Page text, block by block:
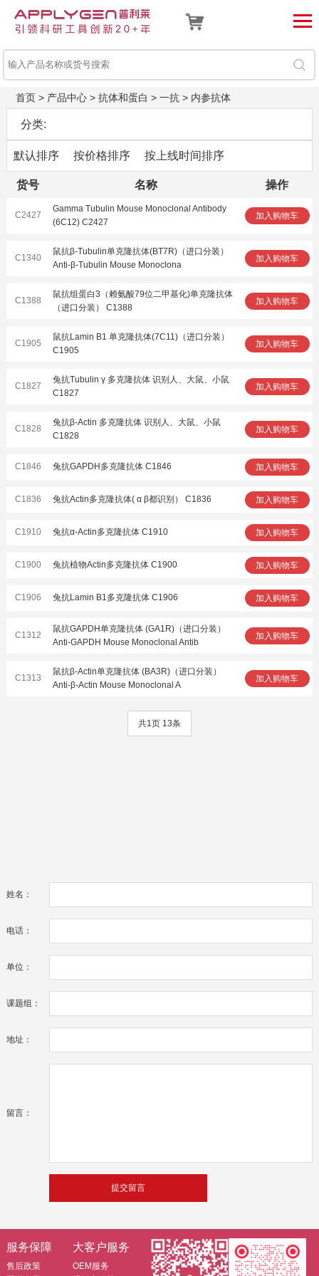
首页> 产品中心> 抗体和蛋白 > 一抗> 内参抗体
分类:
默认排序 按价格排序 按上线时间排序
货号 名称 操作
C2427
Gamma Tubulin Mouse Monoclonal Antibody
(6C12) C2427
加入购物车
C1340
鼠抗β-Tubulin单克隆抗体(BT7R)（进口分装）
Anti-β-Tubulin Mouse Monoclona
加入购物车
C1388
鼠抗组蛋白3（赖氨酸79位二甲基化)单克隆抗体
（进口分装） C1388
加入购物车
C1905
鼠抗Lamin B1 单克隆抗体(7C11)（进口分装）
C1905
加入购物车
C1827
兔抗Tubulin γ 多克隆抗体 识别人、大鼠、小鼠
C1827
加入购物车
C1828
兔抗β-Actin 多克隆抗体 识别人、大鼠、小鼠
C1828
加入购物车
C1846 兔抗GAPDH多克隆抗体 C1846 加入购物车
C1836 兔抗Actin多克隆抗体( α β都识别） C1836 加入购物车
C1910 兔抗α-Actin多克隆抗体 C1910 加入购物车
C1900 兔抗植物Actin多克隆抗体 C1900 加入购物车
C1906 兔抗Lamin B1多克隆抗体 C1906 加入购物车
C1312
鼠抗GAPDH单克隆抗体 (GA1R)（进口分装）
Anti-GAPDH Mouse Monoclonal Antib
加入购物车
C1313
鼠抗β-Actin单克隆抗体 (BA3R)（进口分装）
Anti-β-Actin Mouse Monoclonal A
加入购物车
共1页 13条
姓名：
电话：
单位：
课题组：
地址：
留言：
服务保障
售后政策
大客户服务
OEM服务